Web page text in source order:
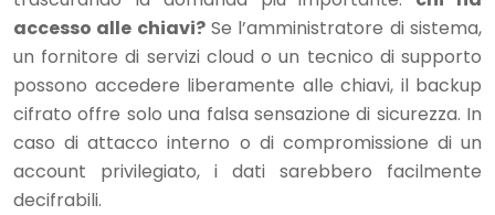
accesso alle chiavi?Se l’amministratore di sistema,
un fornitore di servizi cloud o un tecnico di supporto
possono accedere liberamente alle chiavi, il backup
cifrato offre solo una falsa sensazione di sicurezza. In
caso di attacco interno o di compromissione di un
account privilegiato, i dati sarebbero facilmente
decifrabili.